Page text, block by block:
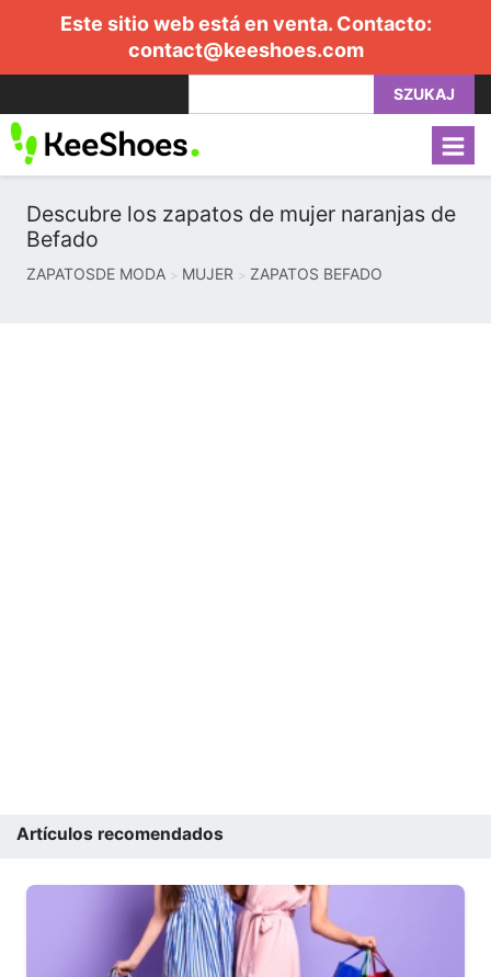
Este sitio web está en venta. Contacto:
contact@keeshoes.com
SZUKAJ
Descubre los zapatos de mujer naranjas de
Befado
ZAPATOSDE MODA MUJER ZAPATOS BEFADO
Artículos recomendados